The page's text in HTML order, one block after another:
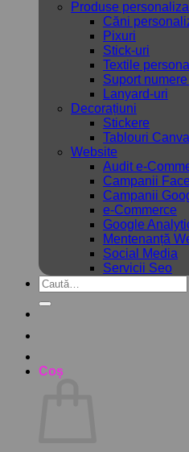
Produse
Căni
Pixuri
Stick-uri
Textile
Suport
Lanyard-uri
Decorațiuni
Stickere
Tablouri
Website
Audit e-
Campanii
Campanii
e-Commerce
Google
Mentenanță
Social Media
Servicii Seo
Caută
după:
Coș